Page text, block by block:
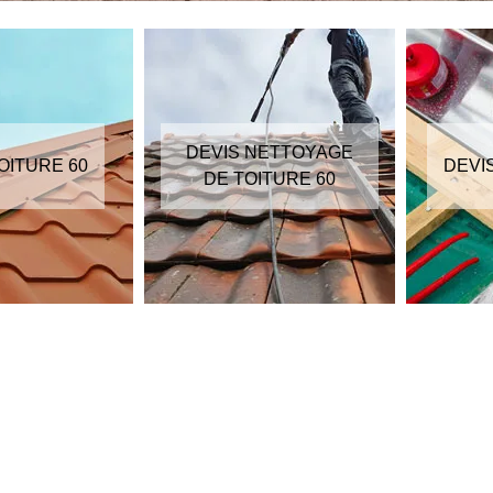
60
DEVIS NETTOYAGE
DE TOITURE 60